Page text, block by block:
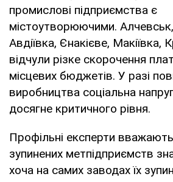
промислові підприємства є
містоутворюючими.
Авдіївка, Єнакієве, Макіївка,
відчули різке скорочення
місцевих бюджетів. У разі
виробництва соціальна
досягне критичного рівня.
Профільні експерти
зупинених метпідприємств
хоча на самих заводах їх